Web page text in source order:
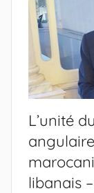
L’unité
libanais –